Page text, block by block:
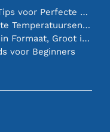
Solderen als een Pro: Tips voor Perfecte Elektronische Verbindingen
Het Kiezen van de Juiste Temperatuursensor [youtube]
18650 Batterijen: Klein in Formaat, Groot in Prestatie
voor Beginners